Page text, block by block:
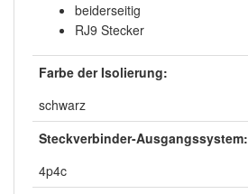
beiderseitig
RJ9 Stecker
Farbe der Isolierung:
schwarz
Steckverbinder-Ausgangssystem:
4p4c